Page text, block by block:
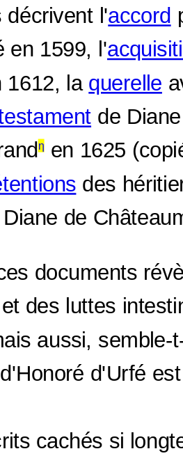
décrivent l'accord
en 1599, l'
la querelle
de
ηen 1625
des
de
documents
des luttes
aussi, semble-
d'Urfé
cachés si